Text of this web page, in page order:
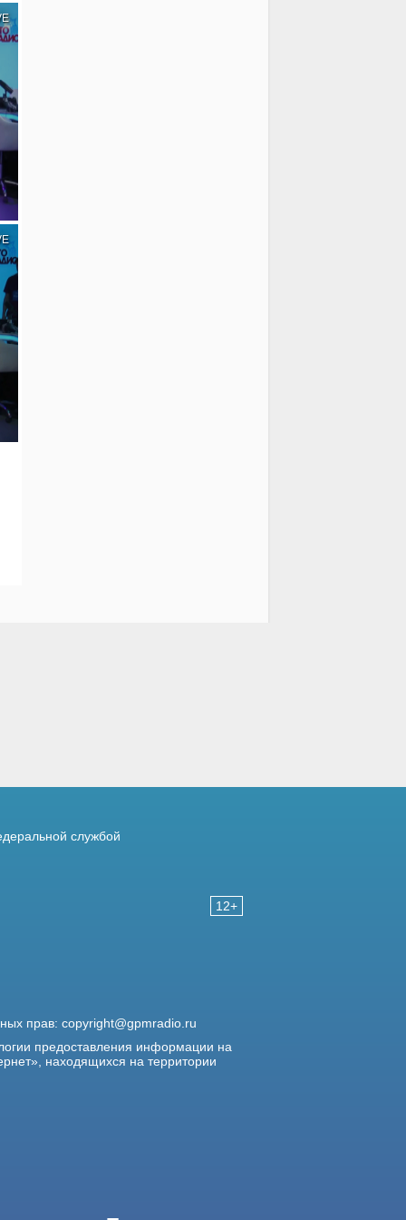
12+
службой
прав: copyright@gpmradio.ru
предоставления информации на
находящихся на территории